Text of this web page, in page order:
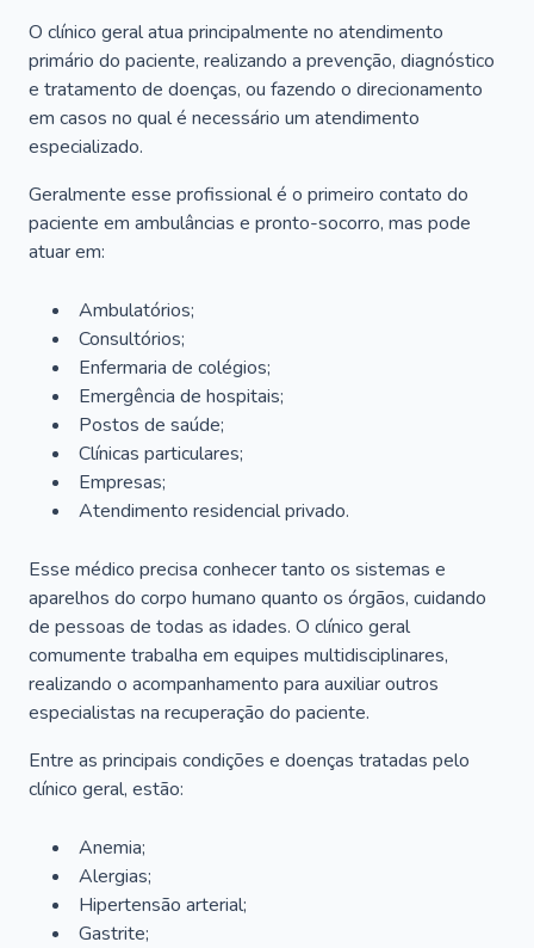
O clínico geral atua principalmente no atendimento
primário do paciente, realizando a prevenção, diagnóstico
e tratamento de doenças, ou fazendo o direcionamento
em casos no qual é necessário um atendimento
especializado.
Geralmente esse profissional é o primeiro contato do
paciente em ambulâncias e pronto-socorro, mas pode
atuar em:
Ambulatórios;
Consultórios;
Enfermaria de colégios;
Emergência de hospitais;
Postos de saúde;
Clínicas particulares;
Empresas;
Atendimento residencial privado.
Esse médico precisa conhecer tanto os sistemas e
aparelhos do corpo humano quanto os órgãos, cuidando
de pessoas de todas as idades. O clínico geral
comumente trabalha em equipes multidisciplinares,
realizando o acompanhamento para auxiliar outros
especialistas na recuperação do paciente.
Entre as principais condições e doenças tratadas pelo
clínico geral, estão:
Anemia;
Alergias;
Hipertensão arterial;
Gastrite;